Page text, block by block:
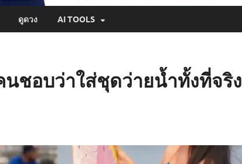
ดูดวง AI TOOLS
นชอบว่าใส่ชุดว่ายน้ำทั้งที่จริง